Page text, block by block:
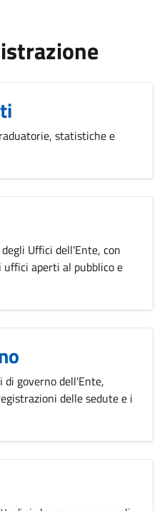
statistiche e
Uffici dell'Ente, con
aperti al pubblico e
governo dell'Ente,
delle sedute e i